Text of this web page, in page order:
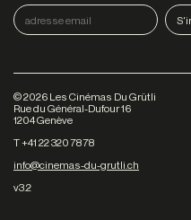
©2026 Les Cinémas Du Grütli
Rue du Général-Dufour 16
1204 Genève
T +41 22 320 78 78
info@cinemas-du-grutli.ch
v3.2